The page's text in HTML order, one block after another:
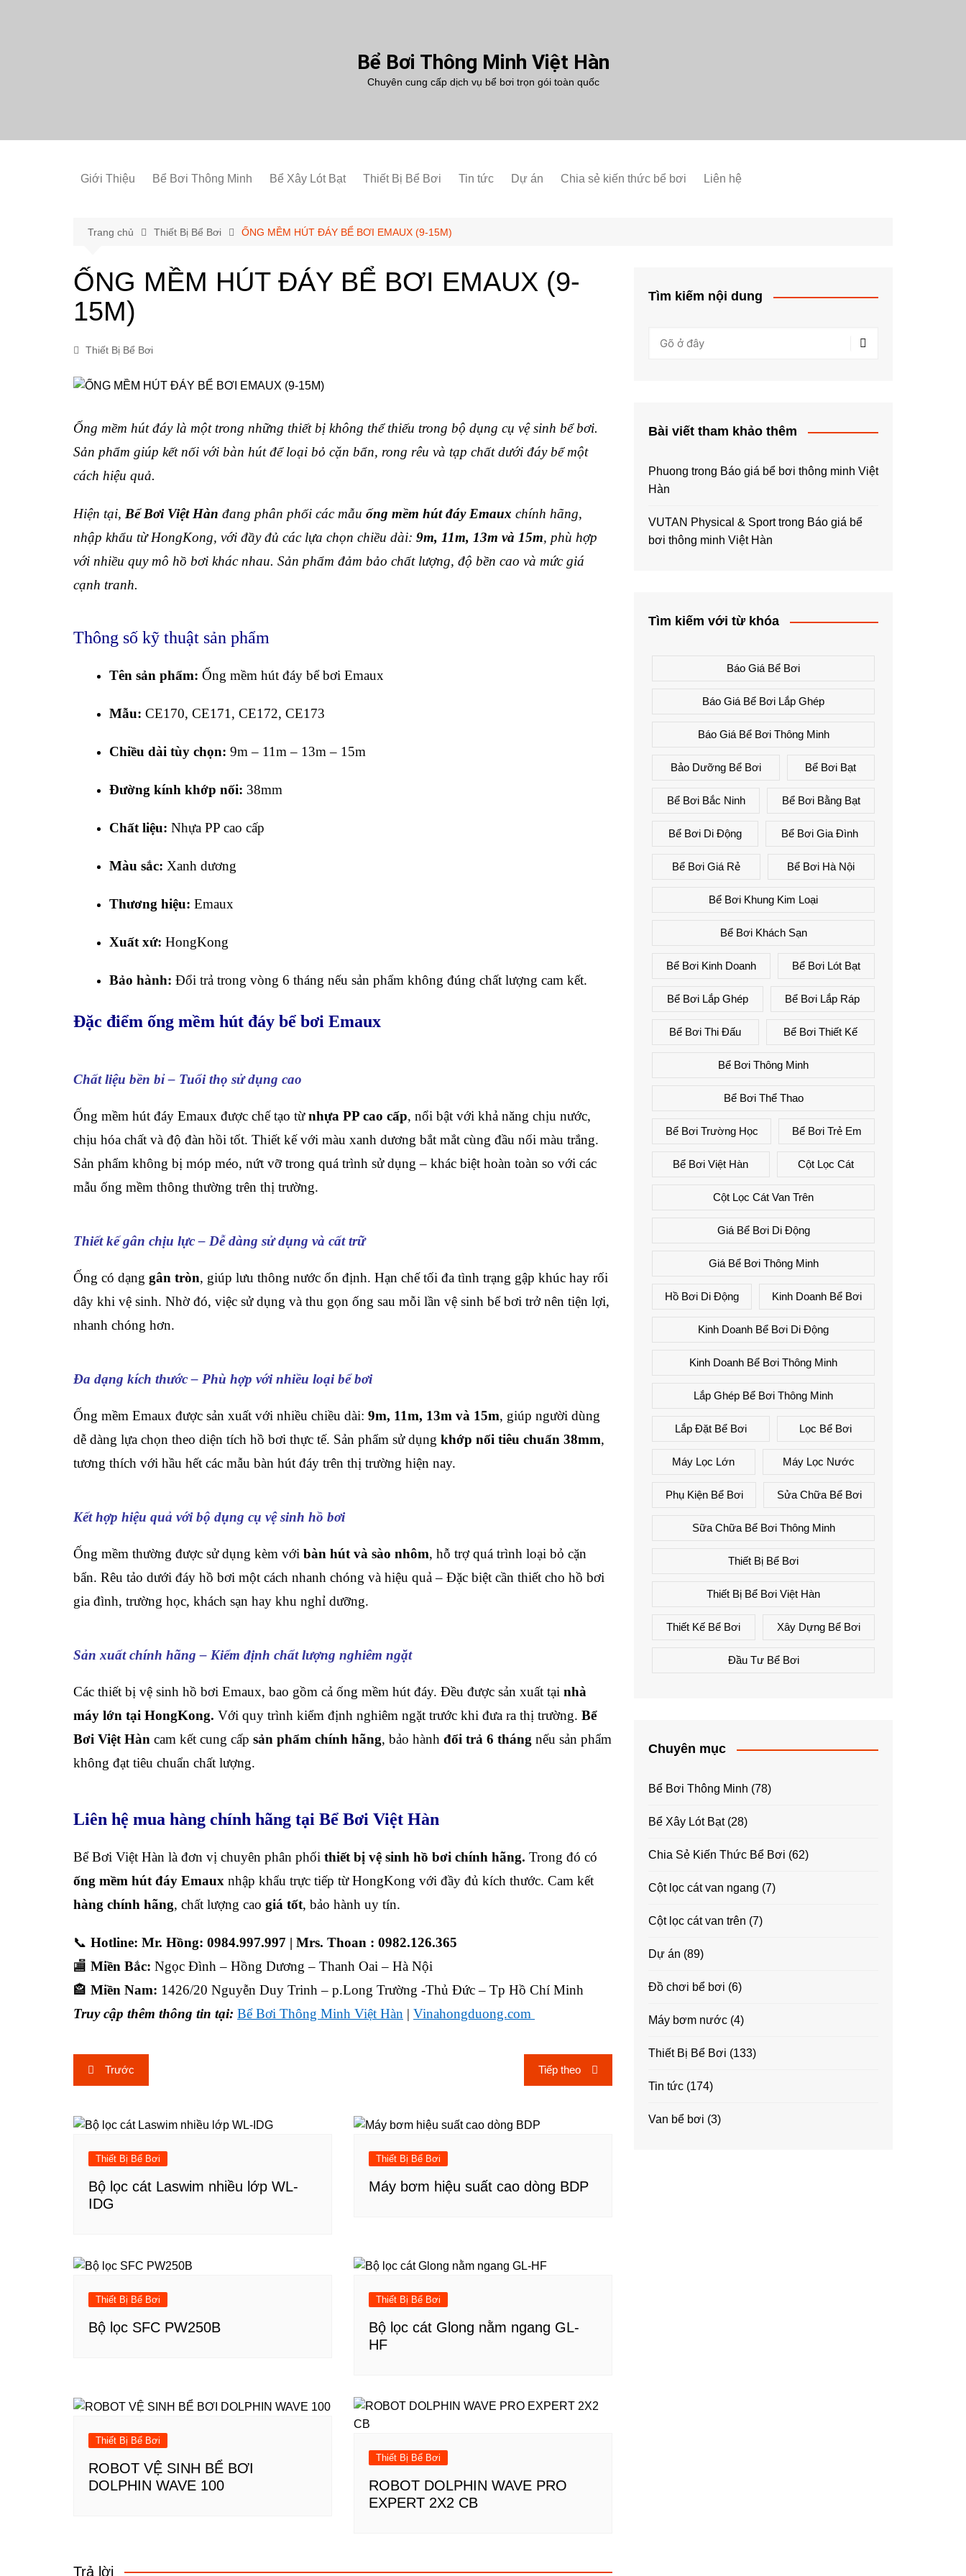
Bể Bơi Thông Minh Việt Hàn
Chuyên cung cấp dịch vụ bể bơi trọn gói toàn quốc
Giới Thiệu Bể Bơi Thông Minh Bể Xây Lót Bạt Thiết Bị Bể Bơi Tin tức Dự án Chia sẻ kiến thức bể bơi Liên hệ
Trang chủ Thiết Bị Bể Bơi ỐNG MỀM HÚT ĐÁY BỂ BƠI EMAUX (9-15M)
ỐNG MỀM HÚT ĐÁY BỂ BƠI EMAUX (9-
15M)
Thiết Bị Bể Bơi
Ống mềm hút đáy là một trong những thiết bị không thể thiếu trong bộ dụng cụ vệ sinh bể bơi.
Sản phẩm giúp kết nối với bàn hút để loại bỏ cặn bẩn, rong rêu và tạp chất dưới đáy bể một
cách hiệu quả.
Hiện tại, Bể Bơi Việt Hàn đang phân phối các mẫu ống mềm hút đáy Emaux chính hãng,
nhập khẩu từ HongKong, với đầy đủ các lựa chọn chiều dài: 9m, 11m, 13m và 15m, phù hợp
với nhiều quy mô hồ bơi khác nhau. Sản phẩm đảm bảo chất lượng, độ bền cao và mức giá
cạnh tranh.
Thông số kỹ thuật sản phẩm
Tên sản phẩm: Ống mềm hút đáy bể bơi Emaux
Mẫu: CE170, CE171, CE172, CE173
Chiều dài tùy chọn: 9m – 11m – 13m – 15m
Đường kính khớp nối: 38mm
Chất liệu: Nhựa PP cao cấp
Màu sắc: Xanh dương
Thương hiệu: Emaux
Xuất xứ: HongKong
Bảo hành: Đổi trả trong vòng 6 tháng nếu sản phẩm không đúng chất lượng cam kết.
Đặc điểm ống mềm hút đáy bể bơi Emaux
Chất liệu bền bỉ – Tuổi thọ sử dụng cao
Ống mềm hút đáy Emaux được chế tạo từnhựa PP cao cấp, nổi bật với khả năng chịu nước,
chịu hóa chất và độ đàn hồi tốt. Thiết kế với màu xanh dương bắt mắt cùng đầu nối màu trắng.
Sản phẩm không bị móp méo, nứt vỡ trong quá trình sử dụng – khác biệt hoàn toàn so với các
mẫu ống mềm thông thường trên thị trường.
Thiết kế gân chịu lực – Dễ dàng sử dụng và cất trữ
Ống có dạng gân tròn, giúp lưu thông nước ổn định. Hạn chế tối đa tình trạng gập khúc hay rối
dây khi vệ sinh. Nhờ đó, việc sử dụng và thu gọn ống sau mỗi lần vệ sinh bể bơi trở nên tiện lợi,
nhanh chóng hơn.
Đa dạng kích thước – Phù hợp với nhiều loại bể bơi
Ống mềm Emaux được sản xuất với nhiều chiều dài: 9m, 11m, 13m và 15m, giúp người dùng
dễ dàng lựa chọn theo diện tích hồ bơi thực tế. Sản phẩm sử dụng khớp nối tiêu chuẩn 38mm,
tương thích với hầu hết các mẫu bàn hút đáy trên thị trường hiện nay.
Kết hợp hiệu quả với bộ dụng cụ vệ sinh hồ bơi
Ống mềm thường được sử dụng kèm với bàn hút và sào nhôm, hỗ trợ quá trình loại bỏ cặn
bẩn. Rêu tảo dưới đáy hồ bơi một cách nhanh chóng và hiệu quả – Đặc biệt cần thiết cho hồ bơi
gia đình, trường học, khách sạn hay khu nghỉ dưỡng.
Sản xuất chính hãng – Kiểm định chất lượng nghiêm ngặt
Các thiết bị vệ sinh hồ bơi Emaux, bao gồm cả ống mềm hút đáy. Đều được sản xuất tại nhà
máy lớn tại HongKong. Với quy trình kiểm định nghiêm ngặt trước khi đưa ra thị trường. Bể
Bơi Việt Hàn cam kết cung cấp sản phẩm chính hãng, bảo hành đổi trả 6 tháng nếu sản phẩm
không đạt tiêu chuẩn chất lượng.
Liên hệ mua hàng chính hãng tại Bể Bơi Việt Hàn
Bể Bơi Việt Hàn là đơn vị chuyên phân phối thiết bị vệ sinh hồ bơi chính hãng. Trong đó có
ống mềm hút đáy Emaux nhập khẩu trực tiếp từ HongKong với đầy đủ kích thước. Cam kết
hàng chính hãng, chất lượng cao giá tốt, bảo hành uy tín.
📞 Hotline: Mr. Hồng: 0984.997.997 | Mrs. Thoan : 0982.126.365
🏬 Miền Bắc: Ngọc Đình – Hồng Dương – Thanh Oai – Hà Nội
🏤 Miền Nam: 1426/20 Nguyễn Duy Trinh – p.Long Trường -Thủ Đức – Tp Hồ Chí Minh
Truy cập thêm thông tin tại: Bể Bơi Thông Minh Việt Hàn | Vinahongduong.com
Điều
hướng
bài
viết
Trước Tiếp theo
Thiết Bị Bể Bơi
Bộ lọc cát Laswim nhiều lớp WL-
IDG
Thiết Bị Bể Bơi
Máy bơm hiệu suất cao dòng BDP
Thiết Bị Bể Bơi
Bộ lọc SFC PW250B
Thiết Bị Bể Bơi
Bộ lọc cát Glong nằm ngang GL-
HF
Thiết Bị Bể Bơi
ROBOT VỆ SINH BỂ BƠI
DOLPHIN WAVE 100
Thiết Bị Bể Bơi
ROBOT DOLPHIN WAVE PRO
EXPERT 2X2 CB
Trả lời
Tìm kiếm nội dung
Bài viết tham khảo thêm
Phuong trong Báo giá bể bơi thông minh Việt
Hàn
VUTAN Physical & Sporttrong Báo giá bể
bơi thông minh Việt Hàn
Tìm kiếm với từ khóa
Báo Giá Bể Bơi
Báo Giá Bể Bơi Lắp Ghép
Báo Giá Bể Bơi Thông Minh
Bảo Dưỡng Bể Bơi Bể Bơi Bạt
Bể Bơi Bắc Ninh Bể Bơi Bằng Bạt
Bể Bơi Di Động Bể Bơi Gia Đình
Bể Bơi Giá Rẻ Bể Bơi Hà Nội
Bể Bơi Khung Kim Loại
Bể Bơi Khách Sạn
Bể Bơi Kinh Doanh Bể Bơi Lót Bạt
Bể Bơi Lắp Ghép Bể Bơi Lắp Ráp
Bể Bơi Thi Đấu Bể Bơi Thiết Kế
Bể Bơi Thông Minh
Bể Bơi Thể Thao
Bể Bơi Trường Học Bể Bơi Trẻ Em
Bể Bơi Việt Hàn Cột Lọc Cát
Cột Lọc Cát Van Trên
Giá Bể Bơi Di Động
Giá Bể Bơi Thông Minh
Hồ Bơi Di Động Kinh Doanh Bể Bơi
Kinh Doanh Bể Bơi Di Động
Kinh Doanh Bể Bơi Thông Minh
Lắp Ghép Bể Bơi Thông Minh
Lắp Đặt Bể Bơi Lọc Bể Bơi
Máy Lọc Lớn Máy Lọc Nước
Phụ Kiện Bể Bơi Sửa Chữa Bể Bơi
Sữa Chữa Bể Bơi Thông Minh
Thiết Bị Bể Bơi
Thiết Bị Bể Bơi Việt Hàn
Thiết Kế Bể Bơi Xây Dựng Bể Bơi
Đầu Tư Bể Bơi
Chuyên mục
Bể Bơi Thông Minh (78)
Bể Xây Lót Bạt(28)
Chia Sẻ Kiến Thức Bể Bơi (62)
Cột lọc cát van ngang (7)
Cột lọc cát van trên (7)
Dự án (89)
Đồ chơi bể bơi (6)
Máy bơm nước (4)
Thiết Bị Bể Bơi (133)
Tin tức (174)
Van bể bơi (3)